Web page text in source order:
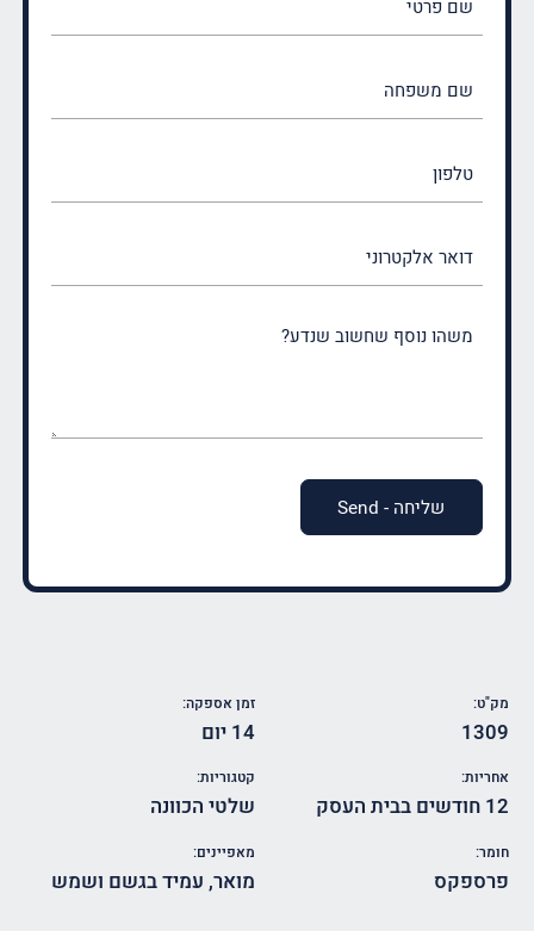
(חובה)
(חובה)
מק"ט:
1309
זמן אספקה:
14 יום
אחריות:
12 חודשים בבית העסק
קטגוריות:
שלטי הכוונה
חומר:
פרספקס
מאפיינים:
מואר, עמיד בגשם ושמש